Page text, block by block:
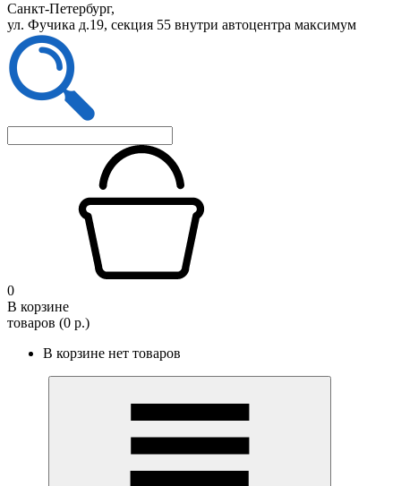
Санкт-Петербург,
ул. Фучика д.19, секция 55 внутри автоцентра максимум
0
В корзине
товаров (0 р.)
В корзине нет товаров